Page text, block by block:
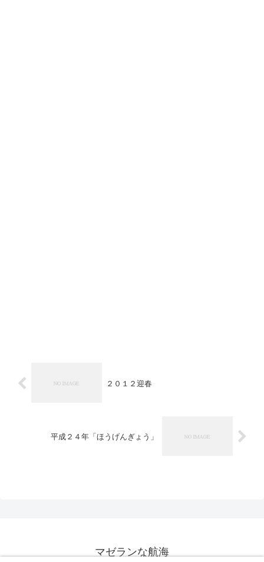
２０１２迎春
平成２４年「ほうげんぎょう」
マゼランな航海